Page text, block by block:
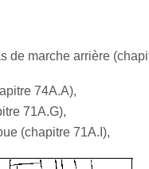
de marche arrière
74A.A),
71A.G),
(chapitre 71A.I),